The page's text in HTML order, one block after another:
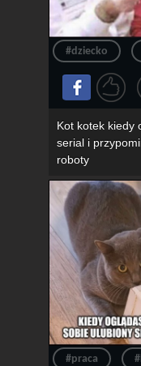
#dziecko
Kot kotek kiedy
serial i
roboty
#praca